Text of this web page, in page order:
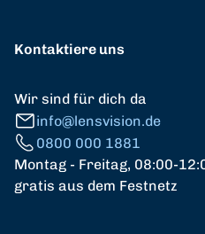
Kontaktiere uns
Wir sind für dich da
info@lensvision.de
0800 000 1881
Montag - Freitag, 08:00-
gratis aus dem Festnetz